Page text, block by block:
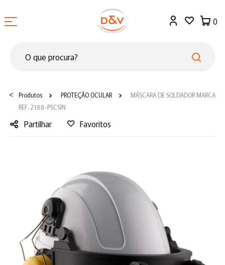
0
< Produtos PROTEÇÃO OCULAR
MÁSCARA DE SOLDADOR MARCA
REF. 2188-PSCSIN
Partilhar
Favoritos